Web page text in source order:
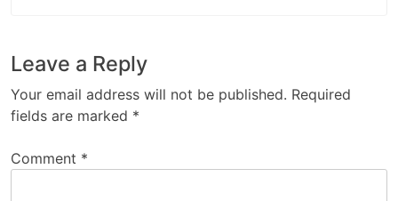
Leave a Reply
Your email address will not be published. Required
fields are marked *
Comment *